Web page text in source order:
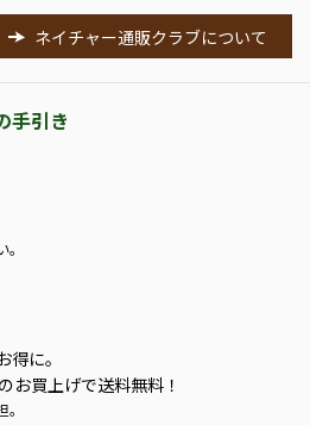
ネイチャー通販クラブについて
手引き
に。
お買上げで送料無料！